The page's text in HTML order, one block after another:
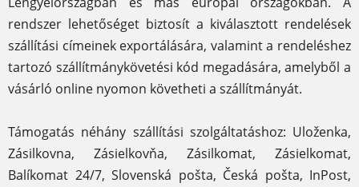
rendszer lehetőséget biztosít a kiválasztott rendelések
szállítási címeinek exportálására, valamint a rendeléshez
tartozó szállítmánykövetési kód megadására, amelyből a
vásárló online nyomon követheti a szállítmányát.
Támogatás néhány szállítási szolgáltatáshoz: Uloženka,
Zásilkovna, Zásielkovňa, Zásilkomat, Zásielkomat,
Balíkomat 24/7, Slovenská pošta, Česká pošta, InPost,